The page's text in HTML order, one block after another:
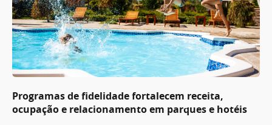
Programas de fidelidade fortalecem receita,
ocupação e relacionamento em parques e hotéis